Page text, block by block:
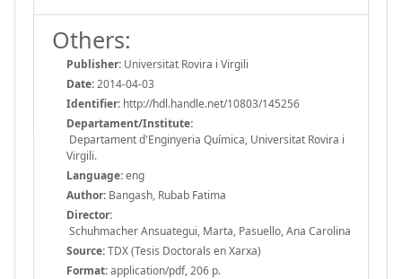
Others:
Publisher: Universitat Rovira i Virgili
Date:2014-04-03
Identifier: http://hdl.handle.net/10803/145256
Departament/Institute:
Departament d'Enginyeria Química, Universitat Rovira i
Virgili.
Language:eng
Author: Bangash, Rubab Fatima
Director:
Schuhmacher Ansuategui, Marta, Pasuello, Ana Carolina
Source:TDX (Tesis Doctorals en Xarxa)
Format:application/pdf, 206 p.